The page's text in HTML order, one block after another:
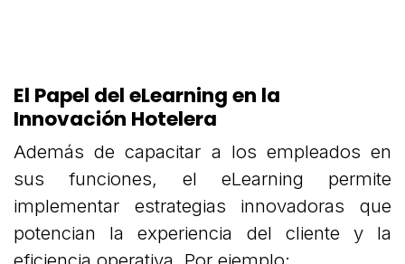
El Papel del eLearning en la
Innovación Hotelera
Además de capacitar a los empleados en
sus funciones, el eLearning permite
implementar estrategias innovadoras que
potencian la experiencia del cliente y la